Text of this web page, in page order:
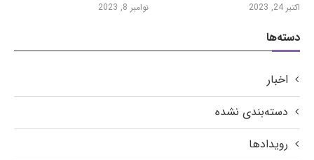
نوامبر 8, 2023 اکتبر 24, 2023
دسته‌ها
اخبار
دسته‌بندی نشده
رویدادها